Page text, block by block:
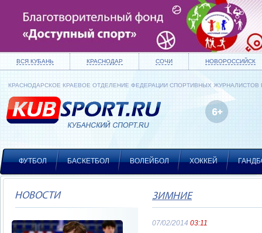
ВСЯ КУБАНЬ КРАСНОДАР СОЧИ НОВОРОССИЙСК
КРАСНОДАРСКОЕ КРАЕВОЕ ОТДЕЛЕНИЕ ФЕДЕРАЦИИ СПОРТИВНЫХ ЖУРНАЛИСТОВ
ФУТБОЛ БАСКЕТБОЛ ВОЛЕЙБОЛ ХОККЕЙ
НОВОСТИ ЗИМНИЕ
07/02/2014 03:11